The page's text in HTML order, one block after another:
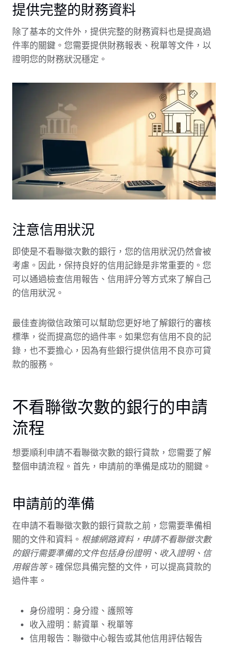
提供完整的財務資料
除了基本的文件外，提供完整的財務資料也是提高過
件率的關鍵。您需要提供財務報表、稅單等文件，以
證明您的財務狀況穩定。
注意信用狀況
即使是不看聯徵次數的銀行，您的信用狀況仍然會被
考慮。因此，保持良好的信用記錄是非常重要的。您
可以通過檢查信用報告、信用評分等方式來了解自己
的信用狀況。
最佳查詢徵信政策可以幫助您更好地了解銀行的審核
標準，從而提高您的過件率。如果您有信用不良的記
錄，也不要擔心，因為有些銀行提供信用不良亦可貸
款的服務。
不看聯徵次數的銀行的申請
流程
想要順利申請不看聯徵次數的銀行貸款，您需要了解
整個申請流程。首先，申請前的準備是成功的關鍵。
申請前的準備
在申請不看聯徵次數的銀行貸款之前，您需要準備相
關的文件和資料。 根據網路資料，申請不看聯徵次數
的銀行需要準備的文件包括身份證明、收入證明、信
用報告等。確保您具備完整的文件，可以提高貸款的
過件率。
身份證明：身分證、護照等
收入證明：薪資單、稅單等
信用報告：聯徵中心報告或其他信用評估報告